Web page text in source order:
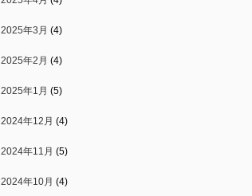
2025年3月 (4)
2025年2月 (4)
2025年1月 (5)
2024年12月 (4)
2024年11月 (5)
2024年10月 (4)